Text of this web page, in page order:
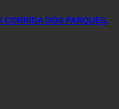
CORRIDA DOS PARQUES,